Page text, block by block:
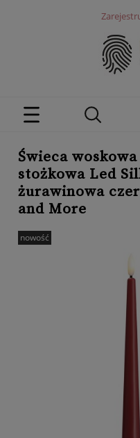
Świeca
stożkowa Led
żurawinowa
and More
nowość